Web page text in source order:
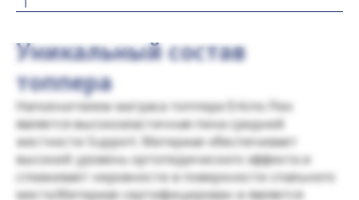
Уникальный состав
топпера
Наполнителем матраса топпера Erkins Flex
является высокоэластичная пена средней
жесткости Support. Материал обеспечивает
высокий уровень ортопедического эффекта и
сглаживает неровности в поверхности спального
места.Материал сертифицирован и является